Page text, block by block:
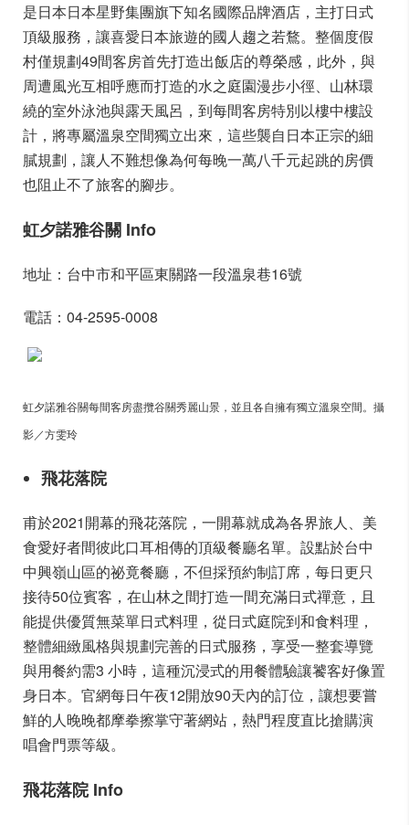
是日本日本星野集團旗下知名國際品牌酒店，主打日式
頂級服務，讓喜愛日本旅遊的國人趨之若鶩。整個度假
村僅規劃49間客房首先打造出飯店的尊榮感，此外，與
周遭風光互相呼應而打造的水之庭園漫步小徑、山林環
繞的室外泳池與露天風呂，到每間客房特別以樓中樓設
計，將專屬溫泉空間獨立出來，這些襲自日本正宗的細
膩規劃，讓人不難想像為何每晚一萬八千元起跳的房價
也阻止不了旅客的腳步。
虹夕諾雅谷關 Info
地址：台中市和平區東關路一段溫泉巷16號
電話：04-2595-0008
虹夕諾雅谷關每間客房盡攬谷關秀麗山景，並且各自擁有獨立溫泉空間。攝
影／方雯玲
飛花落院
甫於2021開幕的飛花落院，一開幕就成為各界旅人、美
食愛好者間彼此口耳相傳的頂級餐廳名單。設點於台中
中興嶺山區的祕竟餐廳，不但採預約制訂席，每日更只
接待50位賓客，在山林之間打造一間充滿日式禪意，且
能提供優質無菜單日式料理，從日式庭院到和食料理，
整體細緻風格與規劃完善的日式服務，享受一整套導覽
與用餐約需3 小時，這種沉浸式的用餐體驗讓饕客好像置
身日本。官網每日午夜12開放90天內的訂位，讓想要嘗
鮮的人晚晚都摩拳擦掌守著網站，熱門程度直比搶購演
唱會門票等級。
飛花落院 Info